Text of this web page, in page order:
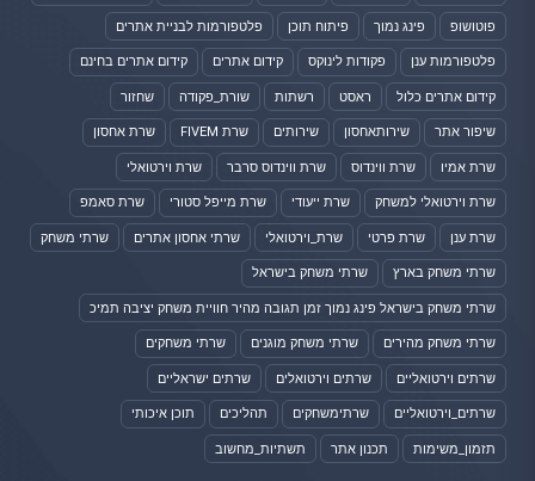
פוטושופ פינג נמוך פיתוח תוכן פלטפורמות לבניית אתרים
פלטפורמות ענן פקודות לינוקס קידום אתרים קידום אתרים בחינם
קידום אתרים כלול ראסט רשתות שורת_פקודה שחזור
שיפור אתר שירותאחסון שירותים שרת FIVEM שרת אחסון
שרת אמיו שרת ווינדוס שרת ווינדוס סרבר שרת וירטואלי
שרת וירטואלי למשחק שרת ייעודי שרת מייפל סטורי שרת סאמפ
שרת ענן שרת פרטי שרת_וירטואלי שרתי אחסון אתרים שרתי משחק
שרתי משחק בארץ שרתי משחק בישראל
שרתי משחק בישראל פינג נמוך זמן תגובה מהיר חוויית משחק יציבה תמיכ
שרתי משחק מהירים שרתי משחק מוגנים שרתי משחקים
שרתים וירטואליים שרתים וירטואלים שרתים ישראליים
שרתים_וירטואליים שרתימשחקים תהליכים תוכן איכותי
תזמון_משימות תכנון אתר תשתיות_מחשוב